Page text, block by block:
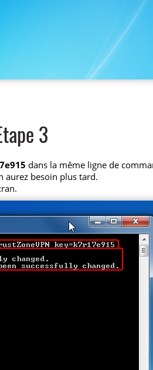
3
dans la même ligne de
aurez besoin plus tard.